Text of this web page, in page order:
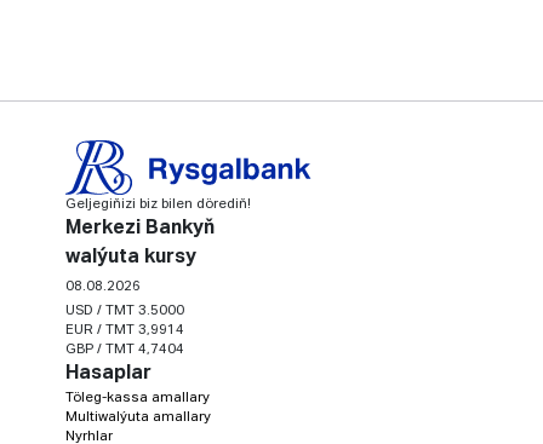
Geljegiňizi biz bilen dörediň!
Merkezi Bankyň
walýuta kursy
08.08.2026
USD / TMT 3.5000
EUR / TMT 3,9914
GBP / TMT 4,7404
Hasaplar
Töleg-kassa amallary
Multiwalýuta amallary
Nyrhlar